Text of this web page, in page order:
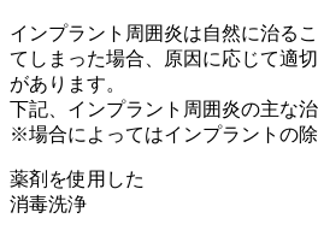
インプラント周囲炎は自然に治る
てしまった場合、原因に応じて適
があります。
下記、インプラント周囲炎の主な治
※場合によってはインプラントの除
薬剤を使用した
消毒洗浄